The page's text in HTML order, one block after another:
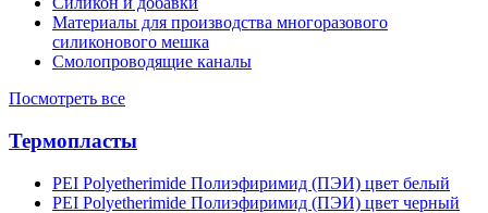
Материалы для производства многоразового
силиконового мешка
Смолопроводящие каналы
Посмотреть все
Термопласты
PEI Polyetherimide Полиэфиримид (ПЭИ) цвет белый
PEI Polyetherimide Полиэфиримид (ПЭИ) цвет черный